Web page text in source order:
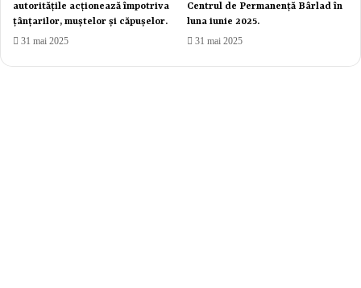
autoritățile acționează împotriva
țânțarilor, muștelor și căpușelor.
31 mai 2025
Centrul de Permanență Bârlad în
luna iunie 2025.
31 mai 2025